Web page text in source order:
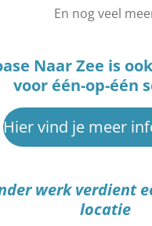
En nog veel
Naar Zee is
voor één-op-één
Hier vind je meer
werk verdient
locatie